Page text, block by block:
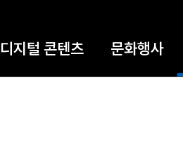
디지털 콘텐츠 문화행사